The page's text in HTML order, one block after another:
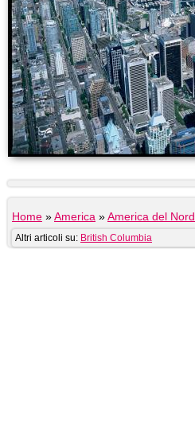
Home »America »America del Nord
Altri articoli su: British Columbia